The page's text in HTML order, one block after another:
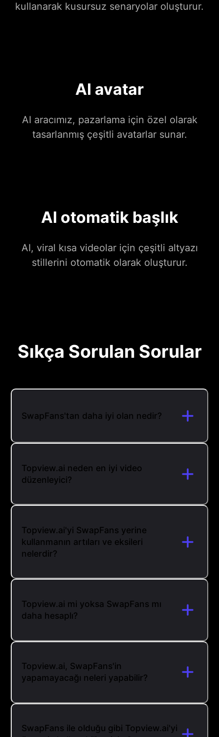
kullanarak kusursuz senaryolar oluşturur.
AI avatar
AI aracımız, pazarlama için özel olarak
tasarlanmış çeşitli avatarlar sunar.
AI otomatik başlık
AI, viral kısa videolar için çeşitli altyazı
stillerini otomatik olarak oluşturur.
Sıkça Sorulan Sorular
SwapFans'tan daha iyi olan nedir?
Topview.ai neden en iyi video
düzenleyici?
Topview.ai'yi SwapFans yerine
kullanmanın artıları ve eksileri
nelerdir?
Topview.ai mi yoksa SwapFans mı
daha hesaplı?
Topview.ai, SwapFans'in
yapamayacağı neleri yapabilir?
SwapFans ile olduğu gibi Topview.ai'yi